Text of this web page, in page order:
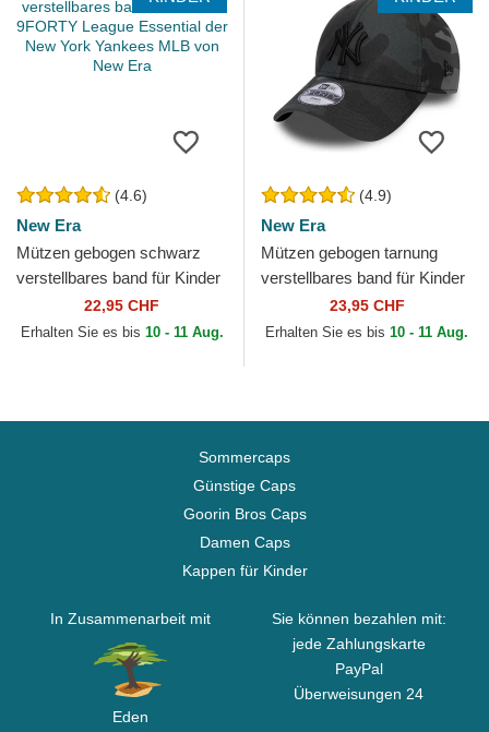
(4.6)
New Era
Mützen gebogen schwarz
verstellbares band für Kinder
9FORTY League Essential
der New York Yankees...
22,95 CHF
Erhalten Sie es bis 10 - 11 Aug.
(4.9)
New Era
Mützen gebogen tarnung
verstellbares band für Kinder
9FORTY League Essential
der New York Yankees...
23,95 CHF
Erhalten Sie es bis 10 - 11 Aug.
Sommercaps
Günstige Caps
Goorin Bros Caps
Damen Caps
Kappen für Kinder
In Zusammenarbeit mit
Eden
Sie können bezahlen mit:
jede Zahlungskarte
PayPal
Überweisungen 24